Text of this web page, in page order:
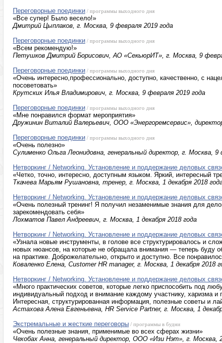
Переговорные поединки / программы выходного дня
«Все супер! Было весело!»
Дмитрий Цыплаков, г. Москва, 9 февраля 2019 года
Переговорные поединки / программы выходного дня
«Всем рекомендую!»
Петушков Дмитрий Борисович, АО «СекьюрИТ», г. Москва, 9
Переговорные поединки / программы выходного дня
«Очень интересно,профессионально, доступно, качественно, с
посоветовать»
Крутских Илья Владимирович, г. Москва, 9 февраля 2019 года
Переговорные поединки / программы выходного дня
«Мне понравился формат мероприятия»
Дружинин Виталий Валерьевич, ООО «Энергоремсервис»,
Переговорные поединки / программы выходного дня
«Очень полезно»
Сулименко Ольга Леонидовна, генеральный директор, г. Москва, 9
Нетворкинг / Networking. Установление и поддержание деловых
«Четко, точно, интересно, доступным языком. Яркий, интересный
Ткачева Марьям Рушановна, тренер, г. Москва, 1 декабря 2018
Нетворкинг / Networking. Установление и поддержание деловых
«Очень полезный тренинг! Я получил незаменимые знания для
зарекомендовать себя»
Лохматов Павел Андреевич, г. Москва, 1 декабря 2018 года
Нетворкинг / Networking. Установление и поддержание деловых
«Узнала новые инструменты, в голове все структурировалось и
новых нюансов, на которые не обращала внимания — теперь буду
на практике. Доброжелательно, открыто и доступно. Все
Коваленко Елена, Сustomer HR manager, г. Москва, 1 декабря 2018
Нетворкинг / Networking. Установление и поддержание деловых
«Много практических советов, которые легко приспособить под
индивидуальный подход и внимание каждому участнику, харизма
Интересная, структурированная информация, полезные советы и
Астахова Алена Евгеньевна, HR Service Partner, г. Москва, 1
Экстремальные и жесткие переговоры / программы в будни
«Очень полезные знания, применимые во всех сферах жизни»
Чехобах Анна, генеральный директор, ООО «Изи Нэт», г. Москва,